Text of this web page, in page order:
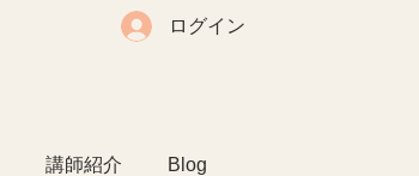
ログイン
講師紹介 Blog